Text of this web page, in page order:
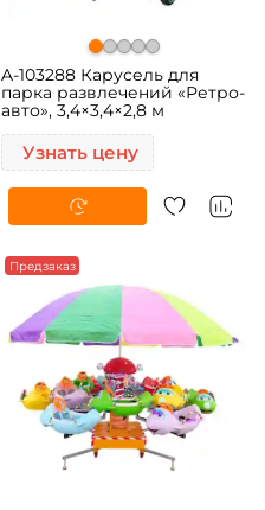
A-103288 Карусель для
парка развлечений «Ретро-
авто», 3,4×3,4×2,8 м
Узнать цену
Предзаказ